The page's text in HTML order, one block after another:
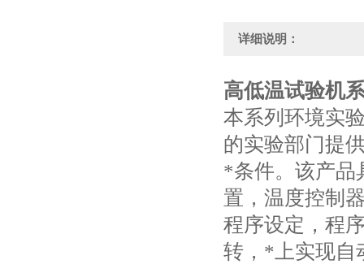
详细说明：
高低温试验机
本系列环境实
的实验部门提
*条件。该产品
置，温度控制
程序设定，程
转，*上实现自